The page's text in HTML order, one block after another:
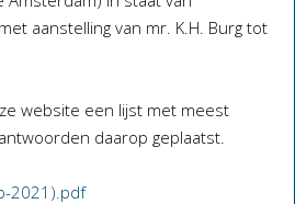
aanstelling van mr. K.H. Burg tot
website een lijst met meest
daarop geplaatst.
2021).pdf